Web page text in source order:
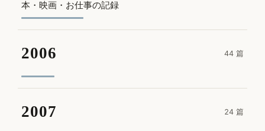
本・映画・お仕事の記録
2006 44 篇
2007 24 篇